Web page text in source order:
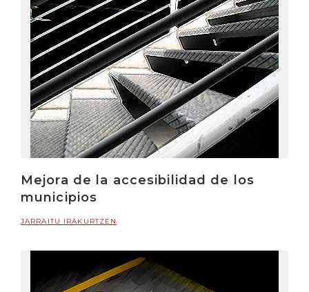
Mejora de la accesibilidad de los
municipios
JARRAITU IRAKURTZEN